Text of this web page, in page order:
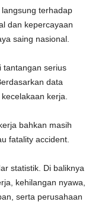
terhadap
dan kepercayaan
saing nasional.
tantangan serius
data
kerja.
bahkan masih
fatality accident.
statistik. Di baliknya
kehilangan nyawa,
serta perusahaan